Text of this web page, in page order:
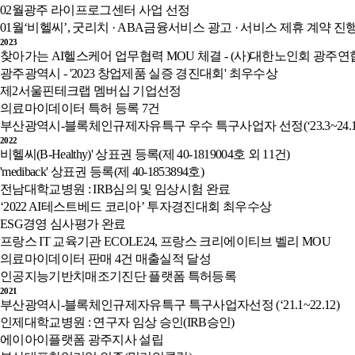
02월광주 라이프로그센터 사업 선정
01월‘비헬씨’, 굿리치 · ABA금융서비스 광고 · 서비스 제휴 계약 진
2023
찾아가는 AI헬스케어 업무협력 MOU 체결 - (사)대한노인회 광주연
광주광역시 - '2023 창업제품 실증 경진대회' 최우수상
제2서울핀테크랩 멤버십 기업선정
의료마이데이터 특허 등록 7건
부산광역시-블록체인규제자유특구 우수 특구사업자 선정
2022
비헬씨(B-Healthy)' 상표권 등록(제 40-1819004호 외 11건)
'mediback' 상표권 등록(제 40-1853894호)
전남대학교병원 : IRB심의 및 임상시험 완료
‘2022 AI테스트베드 코리아’ 투자경진대회 최우수상
ESG경영 심사평가 완료
프랑스 IT 교육기관 ECOLE24, 프랑스 크리에이티브 벨리 MOU
의료마이데이터 판매 4건 매출실적 달성
인공지능기반치매조기진단 플랫폼 특허등록
2021
부산광역시-블록체인규제자유특구 특구사업자선정 (‘21.1~22.12)
인제대학교병원 : 연구자 임상 승인(IRB승인)
에이아이플랫폼 광주지사 설립